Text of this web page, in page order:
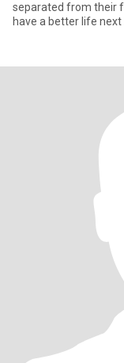
separated from their
have a better life